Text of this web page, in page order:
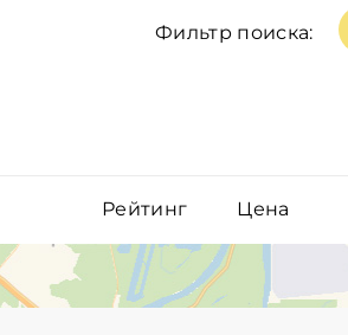
Фильтр поиска:
Рейтинг Цена